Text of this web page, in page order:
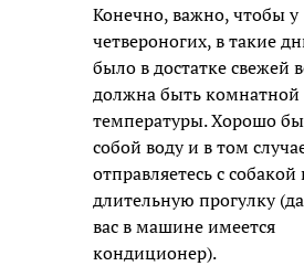
Конечно, важно, чтобы у
четвероногих, в такие
было в достатке свежей
должна быть комнатной
температуры. Хорошо
собой воду и в том
отправляетесь с собакой
длительную прогулку
вас в машине имеется
кондиционер).